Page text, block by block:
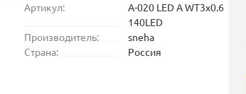
Артикул:
A-020 LED A WT3x0.6
140LED
Производитель:
sneha
Страна:
Россия